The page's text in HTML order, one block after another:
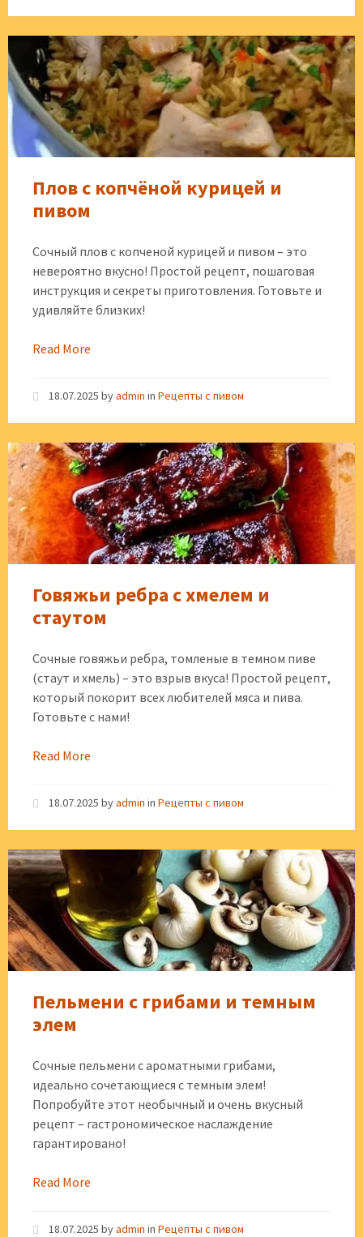
Плов с копчёной курицей и
пивом
Сочный плов с копченой курицей и пивом – это
невероятно вкусно! Простой рецепт, пошаговая
инструкция и секреты приготовления. Готовьте и
удивляйте близких!
Read More
18.07.2025 byadmin in Рецепты с пивом
Говяжьи ребра с хмелем и
стаутом
Сочные говяжьи ребра, томленые в темном пиве
(стаут и хмель) – это взрыв вкуса! Простой рецепт,
который покорит всех любителей мяса и пива.
Готовьте с нами!
Read More
18.07.2025 byadmin in Рецепты с пивом
Пельмени с грибами и темным
элем
Сочные пельмени с ароматными грибами,
идеально сочетающиеся с темным элем!
Попробуйте этот необычный и очень вкусный
рецепт – гастрономическое наслаждение
гарантировано!
Read More
18.07.2025 byadmin in Рецепты с пивом